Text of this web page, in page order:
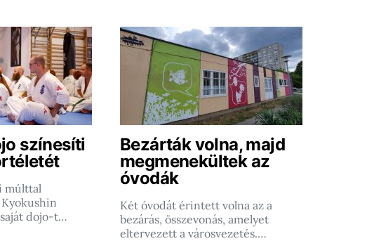
színesíti
múlttal
dojo-t…
Bezárták volna, majd
megmenekültek az
óvodák
Két óvodát érintett volna az a
bezárás, összevonás, amelyet
eltervezett a városvezetés.…